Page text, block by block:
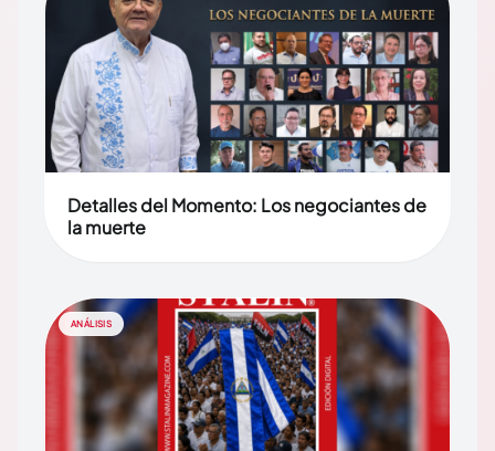
Detalles del Momento: Los negociantes de
la muerte
ANÁLISIS